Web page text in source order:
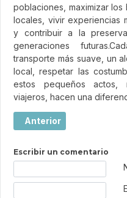
poblaciones, maximizar
locales, vivir experiencias
y contribuir a la
generaciones
transporte más suave, un
local, respetar las
estos pequeños actos,
viajeros, hacen una
Artículo anterior:
Anterior
Escribir un comentario